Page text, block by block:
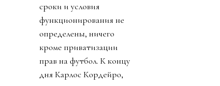
сроки и условия
функционирования не
определены, ничего
кроме приватизации
прав на футбол. К концу
дня Карлос Кордейро,